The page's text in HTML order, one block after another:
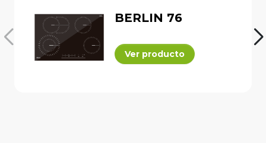
BERLIN 76
Ver producto